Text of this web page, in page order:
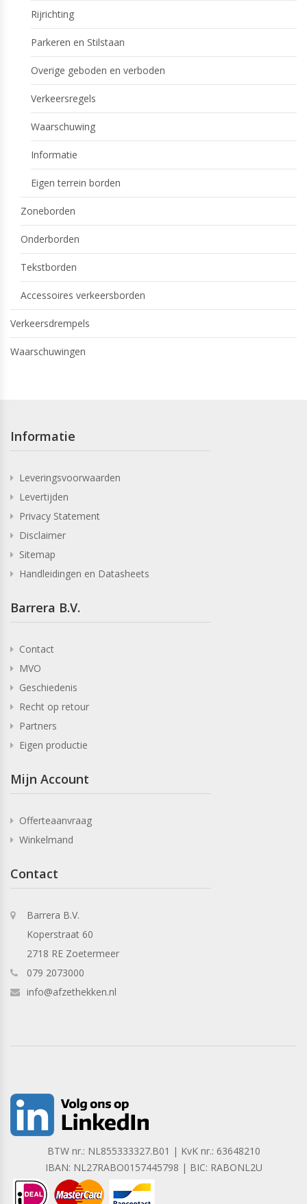
Rijrichting
Parkeren en Stilstaan
Overige geboden en verboden
Verkeersregels
Waarschuwing
Informatie
Eigen terrein borden
Zoneborden
Onderborden
Tekstborden
Accessoires verkeersborden
Verkeersdrempels
Waarschuwingen
Informatie
Leveringsvoorwaarden
Levertijden
Privacy Statement
Disclaimer
Sitemap
Handleidingen en Datasheets
Barrera B.V.
Contact
MVO
Geschiedenis
Recht op retour
Partners
Eigen productie
Mijn Account
Offerteaanvraag
Winkelmand
Contact
Barrera B.V.
Koperstraat 60
2718 RE Zoetermeer
079 2073000
info@afzethekken.nl
BTW nr.: NL855333327.B01 | KvK nr.: 63648210
IBAN: NL27RABO0157445798 | BIC: RABONL2U